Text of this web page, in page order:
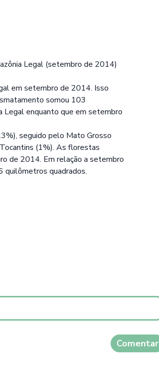
Legal (setembro de 2014)
em setembro de 2014. Isso
somou 103
Legal enquanto que em setembro
seguido pelo Mato Grosso
(1%). As florestas
de 2014. Em relação a setembro
quilômetros quadrados.
Comentar